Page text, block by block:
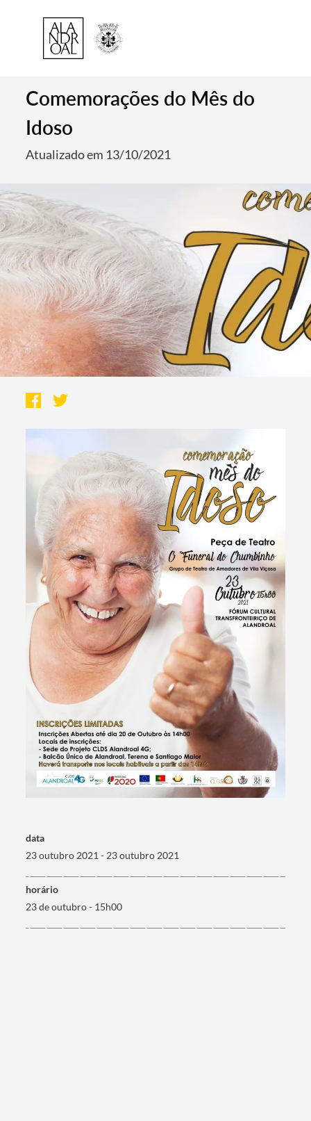
Termo de Pesquisa
Comemorações do Mês do
Idoso
Atualizado em 13/10/2021
data
23 outubro 2021 - 23 outubro 2021
horário
23 de outubro - 15h00